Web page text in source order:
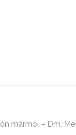
mármol – Dm.